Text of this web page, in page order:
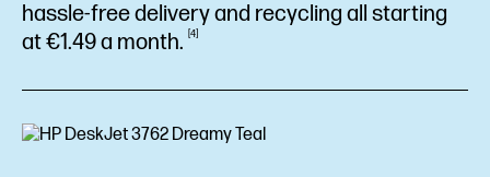
hassle-free delivery and recycling all starting
at €1.49 a month. 4